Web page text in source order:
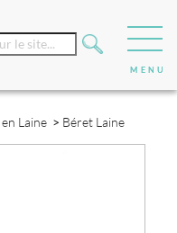
Laine > Béret Laine